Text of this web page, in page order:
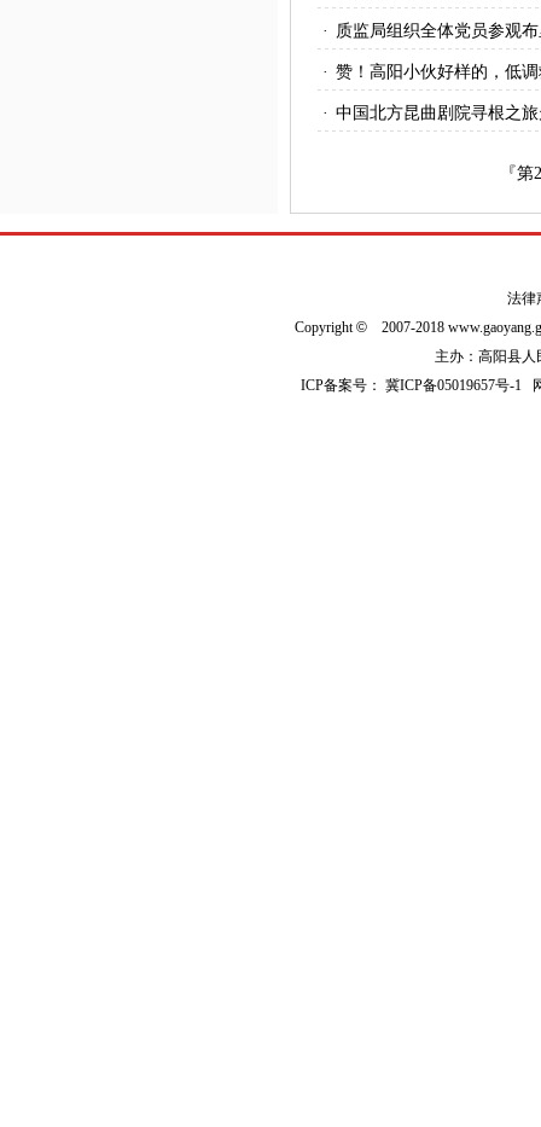
· 质监局组织全体党员参观
· 赞！高阳小伙好样的，低
· 中国北方昆曲剧院寻根之
『第2
法律
Copyright© 2007-2018
主办：高阳县人
ICP备案号：冀ICP备05019657号-1